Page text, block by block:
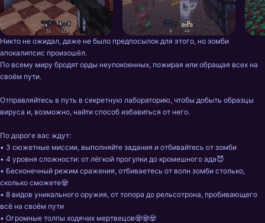
Никто не ожидал, даже не было предпосылок для этого, но зомби
апокалипсис произошёл.
По всему миру бродят орды неупокоенных, пожирая или обращая всех на
своём пути.
Отправляйтесь в путь в секретную лабораторию, чтобы добыть образцы
вируса и, возможно, найти способ избавиться от него.
По дороге вас ждут:
• 3 сюжетные миссии, выполняйте задания и отбивайтесь от зомби
• 4 уровня сложности: от лёгкой прогулки до кромешного ада😈
• Бесконечный режим сражения, отбиваетесь от волн зомби столько,
сколько сможете🧟
• 8 видов уникального оружия, от топора до рельсотрона, пробивающего
всё на своём пути
• Огромные толпы ходячих мертвецов🧟🧟🧟